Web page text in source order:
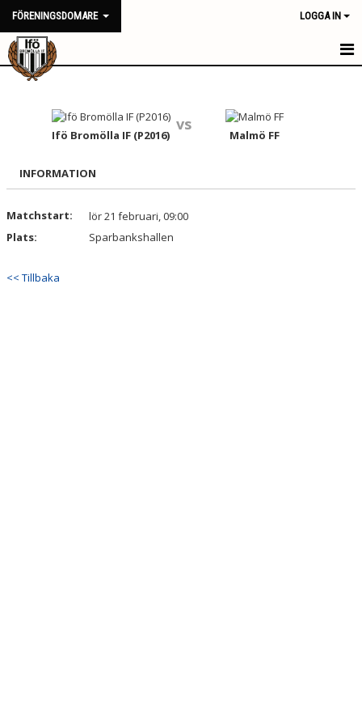
FÖRENINGSDOMARE LOGGA IN
HEM
NYHETER
TRUPPEN
BILDGALLERI
Ifö Bromölla IF (P2016)
vs
Malmö FF
INFORMATION
Matchstart:
lör 21 februari, 09:00
Plats:
Sparbankshallen
<< Tillbaka